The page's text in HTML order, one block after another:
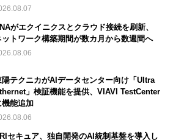
がエクイニクスとクラウド接続を刷新、
ットワーク構築期間が数カ月から数週間へ
陽テクニカがAIデータセンター向け「Ultra
」検証機能を提供、VIAVI TestCenter
機能追加
セキュア、独自開発のAI統制基盤を導入し